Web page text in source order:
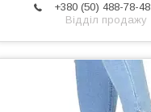
+380 (50) 488-78-48
Відділ продажу